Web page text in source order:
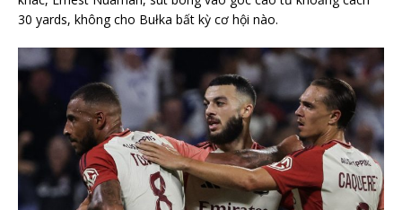
30 yards, không cho Bułka bất kỳ cơ hội nào.